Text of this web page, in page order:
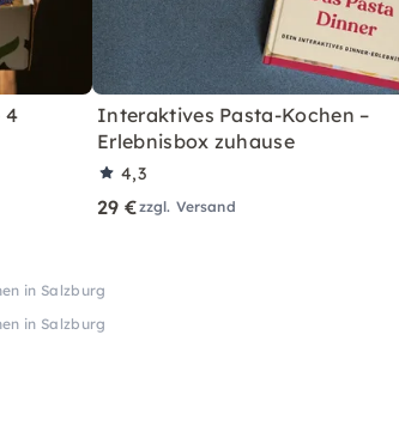
4
Interaktives Pasta-Kochen –
Erlebnisbox zuhause
4,3
29 €zzgl. Versand
in Salzburg
in Salzburg